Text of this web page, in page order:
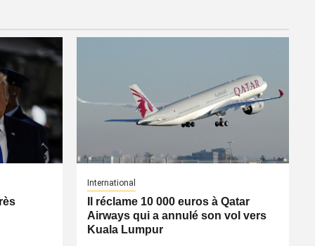
International
Il réclame 10 000 euros à Qatar
Airways qui a annulé son vol vers
Kuala Lumpur